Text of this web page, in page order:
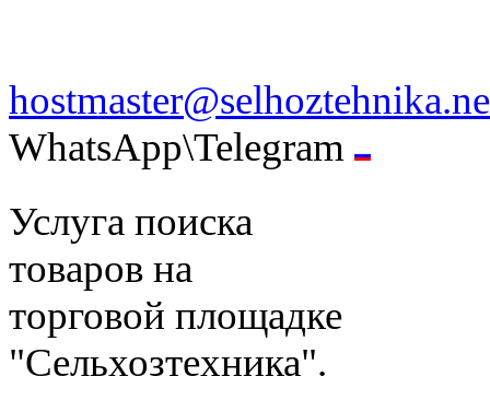
WhatsApp\Telegram
Услуга поиска
товаров на
торговой площадке
"Сельхозтехника".